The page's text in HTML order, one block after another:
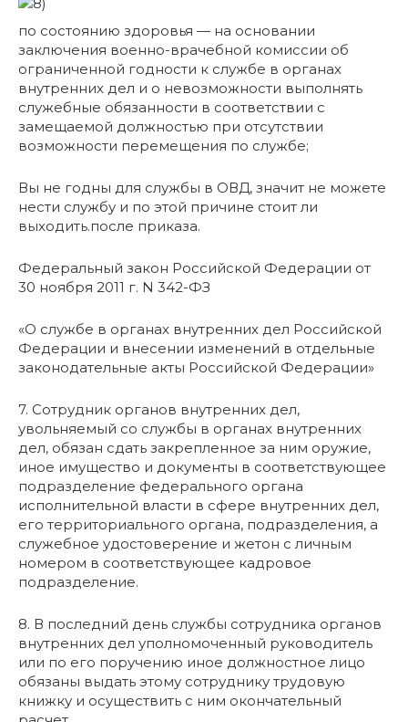
по состоянию здоровья — на основании
заключения военно-врачебной комиссии об
ограниченной годности к службе в органах
внутренних дел и о невозможности выполнять
служебные обязанности в соответствии с
замещаемой должностью при отсутствии
возможности перемещения по службе;
Вы не годны для службы в ОВД, значит не можете
нести службу и по этой причине стоит ли
выходить.после приказа.
Федеральный закон Российской Федерации от
30 ноября 2011 г. N 342-ФЗ
«О службе в органах внутренних дел Российской
Федерации и внесении изменений в отдельные
законодательные акты Российской Федерации»
7. Сотрудник органов внутренних дел,
увольняемый со службы в органах внутренних
дел, обязан сдать закрепленное за ним оружие,
иное имущество и документы в соответствующее
подразделение федерального органа
исполнительной власти в сфере внутренних дел,
его территориального органа, подразделения, а
служебное удостоверение и жетон с личным
номером в соответствующее кадровое
подразделение.
8. В последний день службы сотрудника органов
внутренних дел уполномоченный руководитель
или по его поручению иное должностное лицо
обязаны выдать этому сотруднику трудовую
книжку и осуществить с ним окончательный